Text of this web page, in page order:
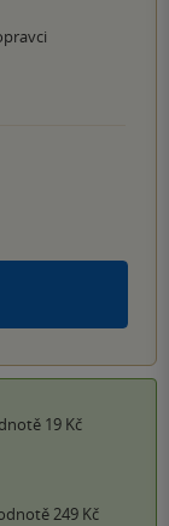
19 Kč
249 Kč